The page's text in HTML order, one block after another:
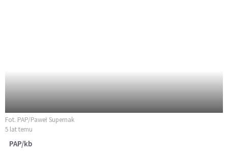
Fot. PAP/Paweł Supernak
5 lat temu
PAP/kb